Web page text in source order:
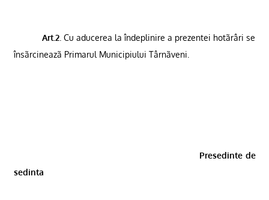
Art.2. Cu aducerea la îndeplinire a prezentei hotãrâri se
însãrcineazã Primarul Municipiului Târnãveni.
Presedinte de
sedinta